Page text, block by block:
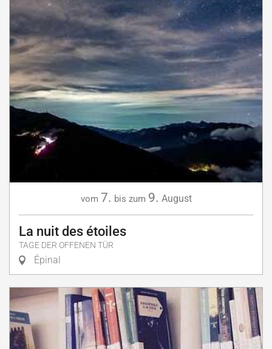
vom 7. bis zum 9. August
La nuit des étoiles
TAGE DER OFFENEN TÜR
Épinal